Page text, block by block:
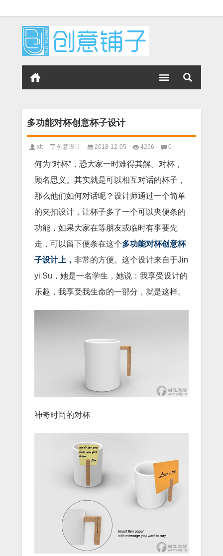
多功能对杯创意杯子设计
xtt 创意设计 2018-12-05 4266 0
何为“对杯”，恐大家一时难得其解。对杯，
顾名思义。其实就是可以相互对话的杯子，
那么他们如何对话呢？设计师通过一个简单
的夹扣设计，让杯子多了一个可以夹便条的
功能，如果大家在等朋友或临时有事要先
走，可以留下便条在这个多功能对杯创意杯
子设计上， 非常的方便。这个设计来自于Jin
yi Su，她是一名学生，她说：我享受设计的
乐趣，我享受我生命的一部分，就是这样。
神奇时尚的对杯